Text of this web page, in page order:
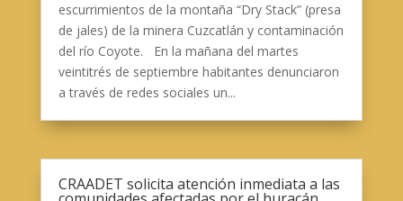
escurrimientos de la montaña “Dry Stack” (presa
de jales) de la minera Cuzcatlán y contaminación
del río Coyote. En la mañana del martes
veintitrés de septiembre habitantes denunciaron
a través de redes sociales un...
CRAADET solicita atención inmediata a las